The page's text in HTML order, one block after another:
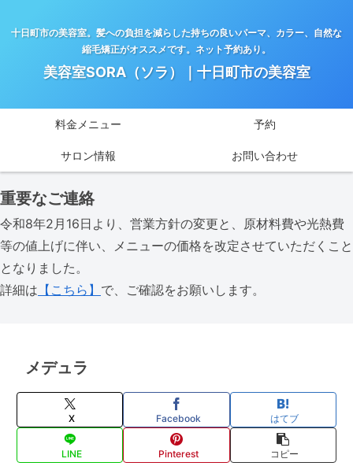
十日町市の美容室。髪への負担を減らした持ちの良いパーマ、カラー、自然な
縮毛矯正がオススメです。ネット予約あり。
美容室SORA（ソラ）｜十日町市の美容室
料金メニュー 予約
サロン情報 お問い合わせ
重要なご連絡
令和8年2月16日より、営業方針の変更と、原材料費や光熱費
等の値上げに伴い、メニューの価格を改定させていただくこと
となりました。
詳細は 【こちら】 で、ご確認をお願いします。
メデュラ
X Facebook はてブ
LINE Pinterest コピー